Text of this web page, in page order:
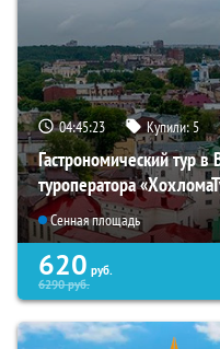
04:45:22 Купили:5
Гастрономический тур
туроператора
Сенная площадь
620 руб.
6290руб.